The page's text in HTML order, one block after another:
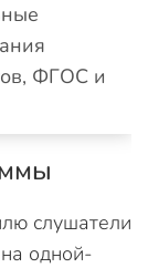
ФГОС и
слушатели
одной-